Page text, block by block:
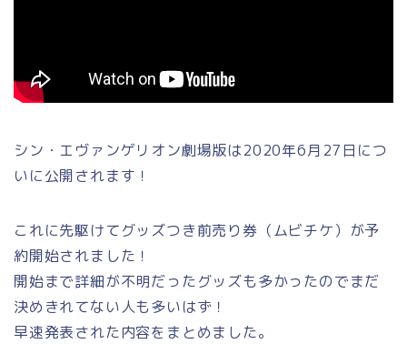
シン・エヴァンゲリオン劇場版は2020年6月27日につ
いに公開されます！
これに先駆けてグッズつき前売り券（ムビチケ）が予
約開始されました！
開始まで詳細が不明だったグッズも多かったのでまだ
決めきれてない人も多いはず！
早速発表された内容をまとめました。